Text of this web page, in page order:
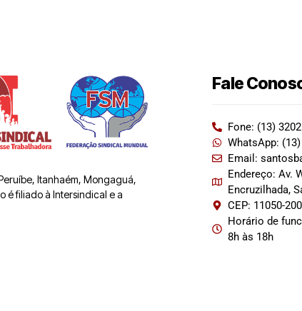
Itanhaém, Mongaguá,
é filiado à Intersindical e a
Fale
Fone: (13)
WhatsApp:
Email:
Endereço: Av.
Encruzilhada,
CEP: 11050-200
Horário de
8h às 18h